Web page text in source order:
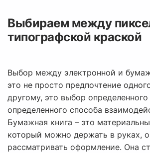
Выбираем между
типографской краской
Выбор между электронной и
это не просто предпочтение
другому, это выбор
определенного способа
Бумажная книга – это
который можно держать в руках,
рассматривать оформление. Она